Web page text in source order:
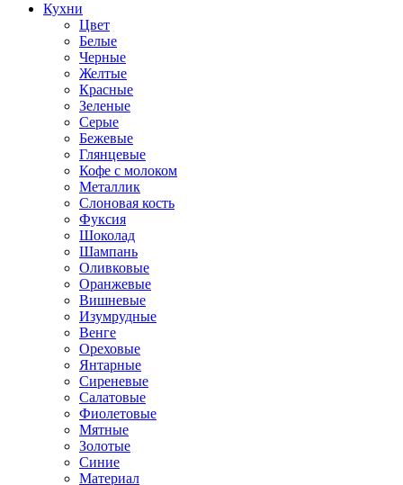
Кухни
Цвет
Белые
Черные
Желтые
Красные
Зеленые
Серые
Бежевые
Глянцевые
Кофе с молоком
Металлик
Слоновая кость
Фуксия
Шоколад
Шампань
Оливковые
Оранжевые
Вишневые
Изумрудные
Венге
Ореховые
Янтарные
Сиреневые
Салатовые
Фиолетовые
Мятные
Золотые
Синие
Материал